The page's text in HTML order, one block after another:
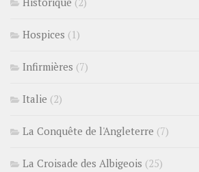
Hospices (1)
Infirmières (7)
Italie (2)
La Conquête de l'Angleterre (7)
La Croisade des Albigeois (25)